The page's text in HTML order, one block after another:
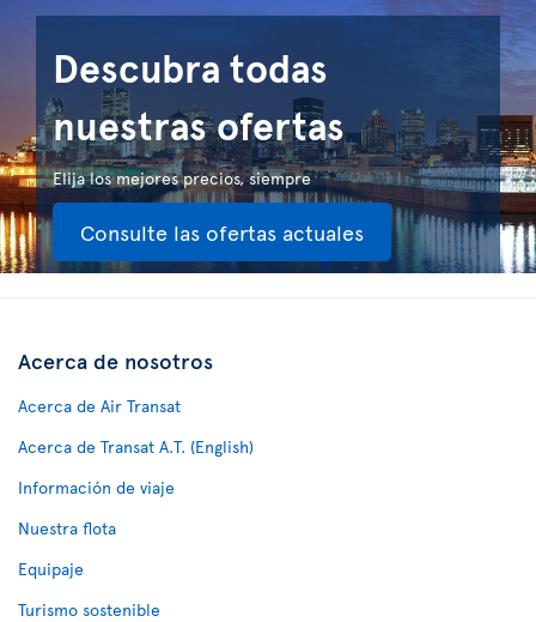
Descubra todas
nuestras ofertas
Elija los mejores precios, siempre
Consulte las ofertas actuales
Acerca de nosotros
Acerca de Air Transat
Acerca de Transat A.T. (English)
Información de viaje
Nuestra flota
Equipaje
Turismo sostenible